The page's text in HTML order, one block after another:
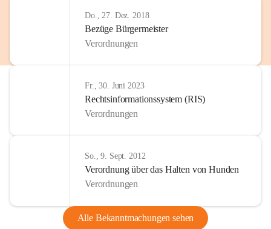
Do., 27. Dez. 2018
Bezüge Bürgermeister
Verordnungen
Fr., 30. Juni 2023
Rechtsinformationssystem (RIS)
Verordnungen
So., 9. Sept. 2012
Verordnung über das Halten von Hunden
Verordnungen
Alle Bekanntmachungen sehen